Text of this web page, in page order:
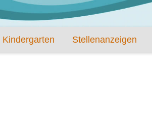
Kindergarten Stellenanzeigen